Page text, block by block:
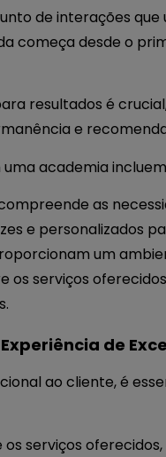
de interações
começa desde o
resultados é
e
academia
as
e personalizados
um
serviços
de
ao cliente, é
serviços